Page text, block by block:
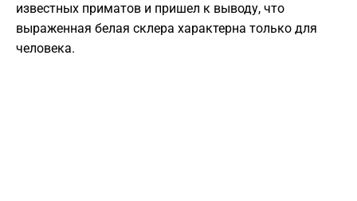
известных приматов и пришел к выводу, что
выраженная белая склера характерна только для
человека.